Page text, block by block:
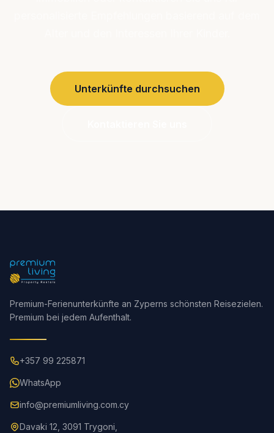
Unterkünfte durchsuchen
Premium-Ferienunterkünfte an Zyperns schönsten Reisezielen.
Premium bei jedem Aufenthalt.
+357 99 225871
WhatsApp
info@premiumliving.com.cy
Davaki 12, 3091 Trygoni,